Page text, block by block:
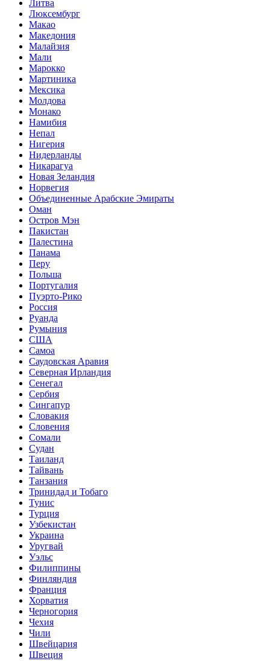
Литва
Люксембург
Макао
Македония
Малайзия
Мали
Марокко
Мартиника
Мексика
Молдова
Монако
Намибия
Непал
Нигерия
Нидерланды
Никарагуа
Новая Зеландия
Норвегия
Объединенные Арабские Эмираты
Оман
Остров Мэн
Пакистан
Палестина
Панама
Перу
Польша
Португалия
Пуэрто-Рико
Россия
Руанда
Румыния
США
Самоа
Саудовская Аравия
Северная Ирландия
Сенегал
Сербия
Сингапур
Словакия
Словения
Сомали
Судан
Таиланд
Тайвань
Танзания
Тринидад и Тобаго
Тунис
Турция
Узбекистан
Украина
Уругвай
Уэльс
Филиппины
Финляндия
Франция
Хорватия
Черногория
Чехия
Чили
Швейцария
Швеция